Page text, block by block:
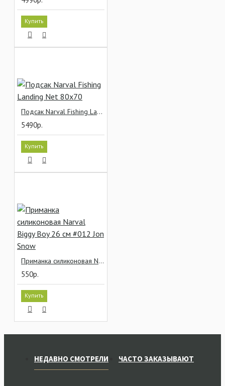
Купить
Подсак Narval Fishing Landing Net 80x70
5490р.
Купить
Приманка силиконовая Narval Biggy Boy 26 см #012 Jon Snow
550р.
Купить
НЕДАВНО СМОТРЕЛИ ЧАСТО ЗАКАЗЫВАЮТ